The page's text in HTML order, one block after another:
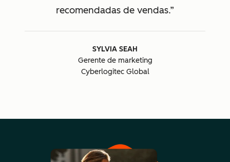
recomendadas de vendas.
SYLVIA SEAH
Gerente de marketing
Cyberlogitec Global